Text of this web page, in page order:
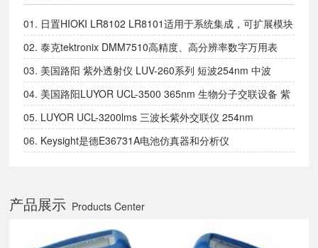
01. 日置HIOKI LR8102 LR8101适用于系统集成，可扩展模块
的数据采集仪
02.泰克tektronix DMM7510高精度、高分辨率数字万用表
03. 美国路阳 紫外透射仪 LUV-260系列 短波254nm 中波
302nm 长波365nm
04. 美国路阳LUYOR UCL-3500 365nm 生物分子交联设备 紫
外交联仪
05. LUYOR UCL-3200lms 三波长紫外交联仪 254nm
302nm、365nm全波长设备
06. Keysight是德E36731A电池仿真器和分析仪
产品展示 Products Center